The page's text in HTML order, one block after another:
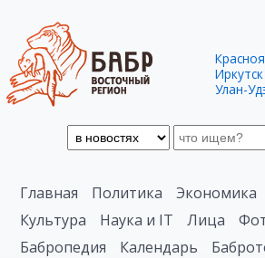
Иркутск
Улан-
Главная Политика
Экономика
Культура
Наука и IT Лица
Бабропедия
Календарь